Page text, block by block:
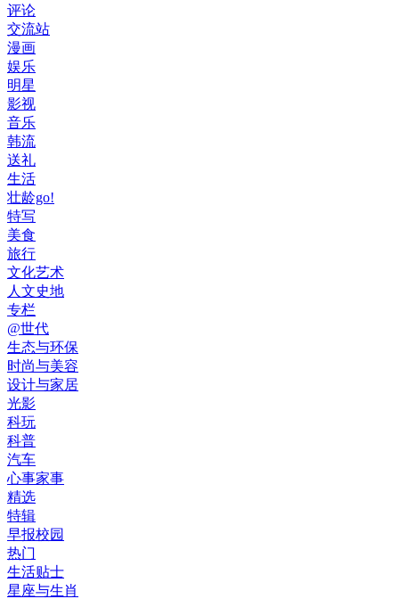
评论
交流站
漫画
娱乐
明星
影视
音乐
韩流
送礼
生活
壮龄go!
特写
美食
旅行
文化艺术
人文史地
专栏
@世代
生态与环保
时尚与美容
设计与家居
光影
科玩
科普
汽车
心事家事
精选
特辑
早报校园
热门
生活贴士
星座与生肖